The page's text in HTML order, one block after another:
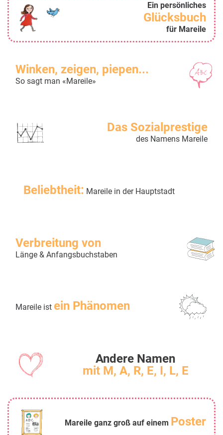
Ein persönliches
Glücksbuch
für Mareile
Winken, zeigen, piepen...
So sagt man «Mareile»
Das Sozialprestige
des Namens Mareile
Beliebtheit: Mareile in der Hauptstadt
Verbreitung von
Länge & Anfangsbuchstaben
Mareile ist ein Phänomen
Andere Namen
mit M, A, R, E, I, L, E
Mareile ganz groß auf einem Poster